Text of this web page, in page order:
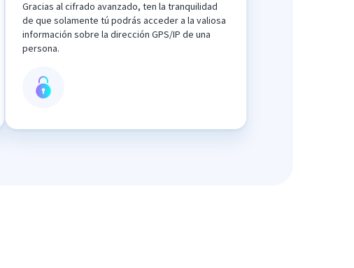
Gracias al cifrado avanzado, ten la tranquilidad
de que solamente tú podrás acceder a la valiosa
información sobre la dirección GPS/IP de una
persona.